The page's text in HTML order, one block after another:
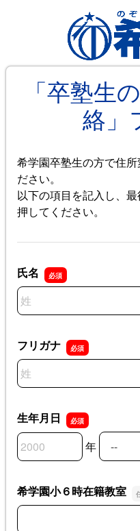
「卒塾生
絡」
希学園卒塾生の方で住
ださい。
以下の項目を記入し、
押してください。
氏名
名前の姓
フリガナ
名前の姓
生年月日
生年月日の年 年
生年月日の月
生年月日の日
希学園小６時在籍教室
希学園小６時在籍教室